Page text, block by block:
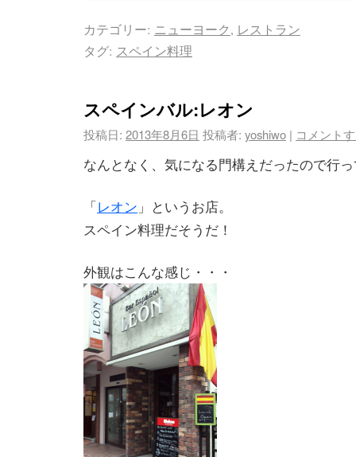
カテゴリー: ニューヨーク, レストラン
タグ: スペイン料理
スペインバル:レオン
投稿日: 2013年8月6日 投稿者: yoshiwo | コメント
なんとなく、気になる門構えだったので行
「レオン 」というお店。
スペイン料理だそうだ！
外観はこんな感じ・・・